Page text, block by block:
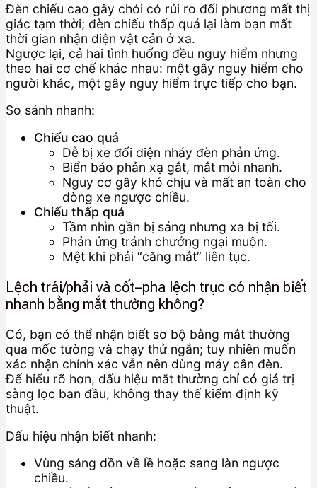
Đèn chiếu cao gây chói có rủi ro đối phương mất thị
giác tạm thời; đèn chiếu thấp quá lại làm bạn mất
thời gian nhận diện vật cản ở xa.
Ngược lại, cả hai tình huống đều nguy hiểm nhưng
theo hai cơ chế khác nhau: một gây nguy hiểm cho
người khác, một gây nguy hiểm trực tiếp cho bạn.
So sánh nhanh:
Chiếu cao quá
Dễ bị xe đối diện nháy đèn phản ứng.
Biển báo phản xạ gắt, mắt mỏi nhanh.
Nguy cơ gây khó chịu và mất an toàn cho
dòng xe ngược chiều.
Chiếu thấp quá
Tầm nhìn gần bị sáng nhưng xa bị tối.
Phản ứng tránh chướng ngại muộn.
Mệt khi phải “căng mắt” liên tục.
Lệch trái/phải và cốt–pha lệch trục có nhận biết
nhanh bằng mắt thường không?
Có, bạn có thể nhận biết sơ bộ bằng mắt thường
qua mốc tường và chạy thử ngắn; tuy nhiên muốn
xác nhận chính xác vẫn nên dùng máy cân đèn.
Để hiểu rõ hơn, dấu hiệu mắt thường chỉ có giá trị
sàng lọc ban đầu, không thay thế kiểm định kỹ
thuật.
Dấu hiệu nhận biết nhanh:
Vùng sáng dồn về lề hoặc sang làn ngược
chiều.